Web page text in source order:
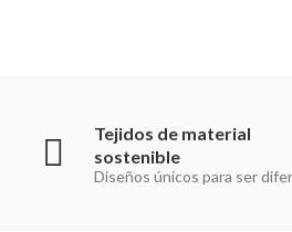
Tejidos de material
sostenible
Diseños únicos para ser